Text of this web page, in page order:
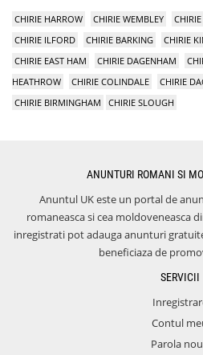
CHIRIE HARROW CHIRIE WEMBLEY
CHIRIE ILFORD
CHIRIE BARKING CHIRIE
CHIRIE EAST HAM
CHIRIE DAGENHAM
HEATHROW
CHIRIE COLINDALE CHIRIE
CHIRIE BIRMINGHAM
CHIRIE SLOUGH
ANUNTURI ROMANI SI
Anuntul UK este un portal de
romaneasca si cea moldoveneasca
inregistrati pot adauga anunturi
beneficiaza de
SERVICII
Contul
Parola